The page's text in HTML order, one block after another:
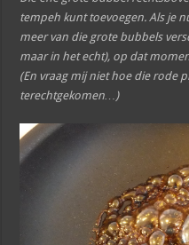
tempeh kunt toevoegen. Als je
meer van die grote bubbels
maar in het echt), op dat
(En vraag mij niet hoe die rode
terechtgekomen…)